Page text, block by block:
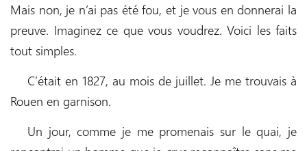
Mais non, je n’ai pas été fou, et je vous en donnerai la
preuve. Imaginez ce que vous voudrez. Voici les faits
tout simples.
C’était en 1827, au mois de juillet. Je me trouvais à
Rouen en garnison.
Un jour, comme je me promenais sur le quai, je